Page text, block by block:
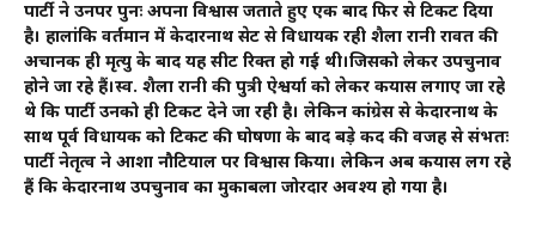
पार्टी ने उनपर पुनः अपना विश्वास जताते हुए एक बाद फिर से टिकट दिया
है। हालांकि वर्तमान में केदारनाथ सेट से विधायक रही शैला रानी रावत की
अचानक ही मृत्यु के बाद यह सीट रिक्त हो गई थी।जिसको लेकर उपचुनाव
होने जा रहे हैं।स्व. शैला रानी की पुत्री ऐश्वर्या को लेकर कयास लगाए जा रहे
थे कि पार्टी उनको ही टिकट देने जा रही है। लेकिन कांग्रेस से केदारनाथ के
साथ पूर्व विधायक को टिकट की घोषणा के बाद बड़े कद की वजह से संभतः
पार्टी नेतृत्व ने आशा नौटियाल पर विश्वास किया। लेकिन अब कयास लग रहे
हैं कि केदारनाथ उपचुनाव का मुकाबला जोरदार अवश्य हो गया है।